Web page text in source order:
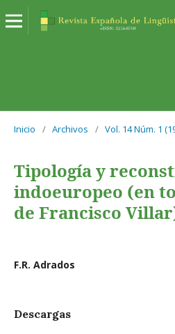
Inicio / Archivos / Vol. 14 Núm. 1
Tipología y
indoeuropeo (en
de Francisco
F.R. Adrados
Descargas